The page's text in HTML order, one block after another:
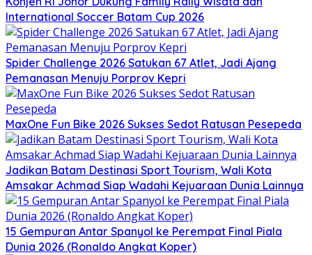
International Soccer Batam Cup 2026
Spider Challenge 2026 Satukan 67 Atlet, Jadi Ajang
Pemanasan Menuju Porprov Kepri
MaxOne Fun Bike 2026 Sukses Sedot Ratusan Pesepeda
Jadikan Batam Destinasi Sport Tourism, Wali Kota
Amsakar Achmad Siap Wadahi Kejuaraan Dunia Lainnya
15 Gempuran Antar Spanyol ke Perempat Final Piala
Dunia 2026 (Ronaldo Angkat Koper)